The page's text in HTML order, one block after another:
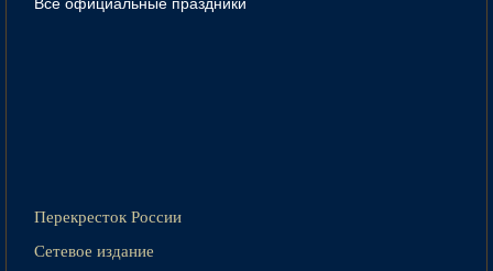
Перекресток России
Сетевое издание